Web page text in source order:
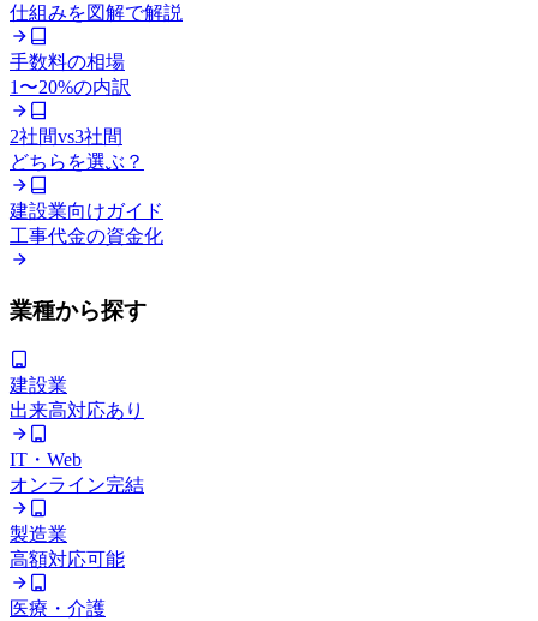
仕組みを図解で解説
手数料の相場
1〜20%の内訳
2社間vs3社間
どちらを選ぶ？
建設業向けガイド
工事代金の資金化
業種から探す
建設業
出来高対応あり
IT・Web
オンライン完結
製造業
高額対応可能
医療・介護